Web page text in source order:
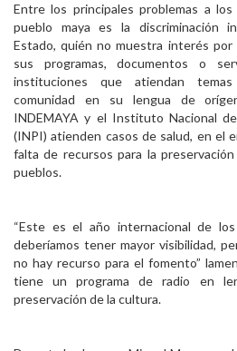
Entre los principales problemas a
pueblo maya es la discriminación
Estado, quién no muestra interés
sus programas, documentos o
instituciones que atiendan
comunidad en su lengua de
INDEMAYA y el Instituto Nacional
(INPI) atienden casos de salud, en el
falta de recursos para la
pueblos.
“Este es el año internacional de los
deberíamos tener mayor visibilidad,
no hay recurso para el fomento”
tiene un programa de radio en
preservación de la cultura.